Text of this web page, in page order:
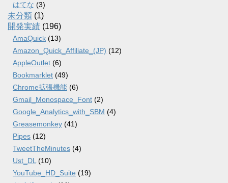
はてな (3)
未分類 (1)
開発実績 (196)
AmaQuick (13)
Amazon_Quick_Affiliate_(JP) (12)
AppleOutlet (6)
Bookmarklet (49)
Chrome拡張機能 (6)
Gmail_Monospace_Font (2)
Google_Analytics_with_SBM (4)
Greasemonkey (41)
Pipes (12)
TweetTheMinutes (4)
Ust_DL (10)
YouTube_HD_Suite (19)